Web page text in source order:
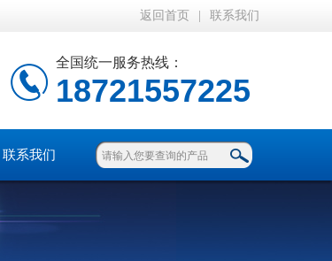
返回首页 联系我们
全国统一服务热线：
18721557225
联系我们